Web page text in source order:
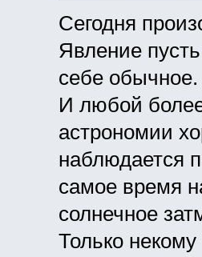
Сегодня
Явление
себе обычное.
И любой
астрономии
наблюдается
самое время
солнечное
Только